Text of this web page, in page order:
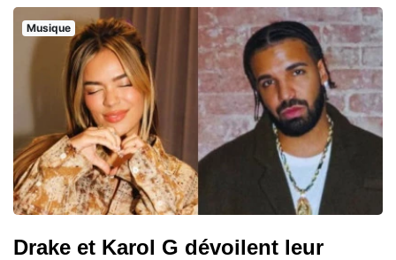
Musique
Drake et Karol G dévoilent leur